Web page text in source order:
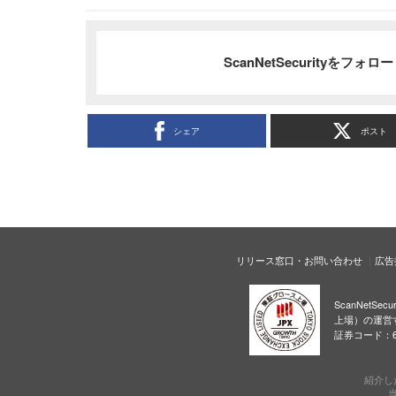
ScanNetSecurityをフォロ
シェア ポスト
リリース窓口・お問い合わせ 広
上場）の運営
証券コード：
紹介